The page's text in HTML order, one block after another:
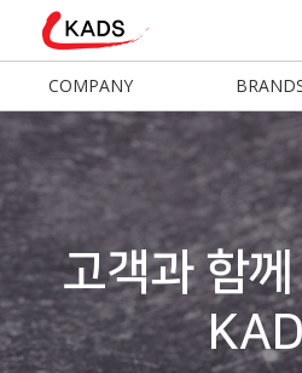
COMPANY
고객과 함